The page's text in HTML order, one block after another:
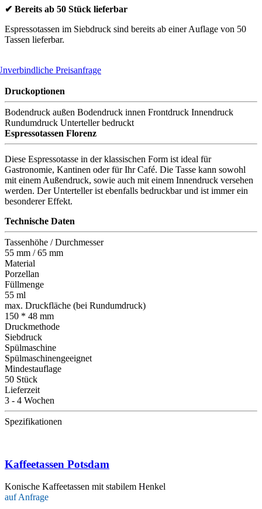
✔ Bereits ab 50 Stück lieferbar
Espressotassen im Siebdruck sind bereits ab einer Auflage von 50
Tassen lieferbar.
Preisanfrage
Druckoptionen
Bodendruck außen Bodendruck innen Frontdruck Innendruck
Rundumdruck Unterteller bedruckt
Espressotassen Florenz
Diese Espressotasse in der klassischen Form ist ideal für
Gastronomie, Kantinen oder für Ihr Café. Die Tasse kann sowohl
mit einem Außendruck, sowie auch mit einem Innendruck versehen
werden. Der Unterteller ist ebenfalls bedruckbar und ist immer ein
besonderer Effekt.
Technische Daten
Tassenhöhe / Durchmesser
55 mm / 65 mm
Material
Porzellan
Füllmenge
55 ml
max. Druckfläche (bei Rundumdruck)
150 * 48 mm
Druckmethode
Siebdruck
Spülmaschine
Spülmaschinengeeignet
Mindestauflage
50 Stück
Lieferzeit
3 - 4 Wochen
Spezifikationen
Kaffeetassen Potsdam
Konische Kaffeetassen mit stabilem Henkel
auf Anfrage